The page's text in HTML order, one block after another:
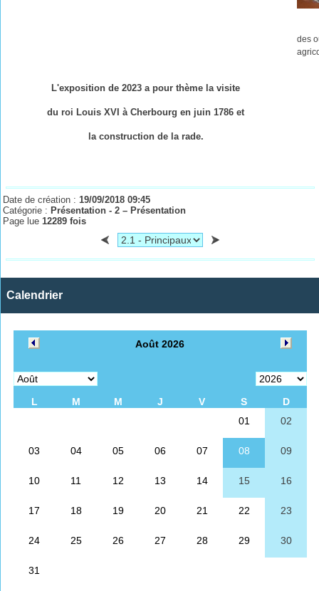
des
L'exposition de 2023 a pour thème la visite
du roi Louis XVI à Cherbourg en juin 1786 et
la construction de la rade.
Date de création : 19/09/2018 09:45
Catégorie : Présentation - 2 – Présentation
Page lue 12289 fois
Calendrier